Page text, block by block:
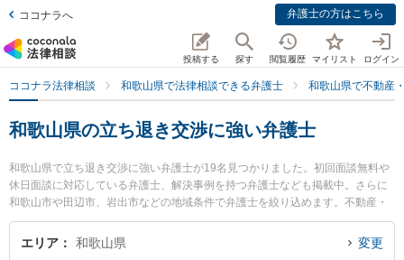
ココナラへ 弁護士の方はこちら
投稿する 探す 閲覧履歴 マイリスト ログイン
ココナラ法律相談 和歌山県で法律相談できる弁護士 和歌山県で不動産
和歌山県の立ち退き交渉に強い弁護士
和歌山県で立ち退き交渉に強い弁護士が19名見つかりました。初回面談無料や
休日面談に対応している弁護士、解決事例を持つ弁護士なども掲載中。さらに
和歌山市や田辺市、岩出市などの地域条件で弁護士を絞り込めます。不動産・
住まいに関係する立ち退き交渉や家賃交渉、不動産契約解除等の細かな分野で
の絞り込み検索もでき便利です。特に紀州石原法律事務所の石原 詢二弁護士や
エリア 和歌山県 変更